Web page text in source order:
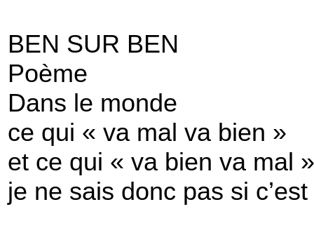
BEN SUR BEN
Poème
Dans le monde
ce qui « va mal va bien »
et ce qui « va bien va mal »
je ne sais donc pas si